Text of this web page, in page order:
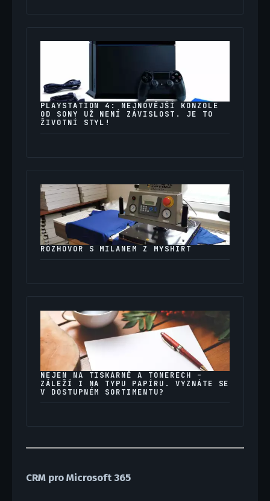
PLAYSTATION 4: NEJNOVĚJŠÍ KONZOLE
OD SONY UŽ NENÍ ZÁVISLOST. JE TO
ŽIVOTNÍ STYL!
ROZHOVOR S MILANEM Z MYSHIRT
NEJEN NA TISKÁRNĚ A TONERECH –
ZÁLEŽÍ I NA TYPU PAPÍRU. VYZNÁTE SE
V DOSTUPNÉM SORTIMENTU?
CRM pro Microsoft 365